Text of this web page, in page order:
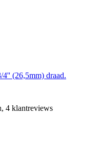
4'' (26,5mm) draad.
4 klantreviews